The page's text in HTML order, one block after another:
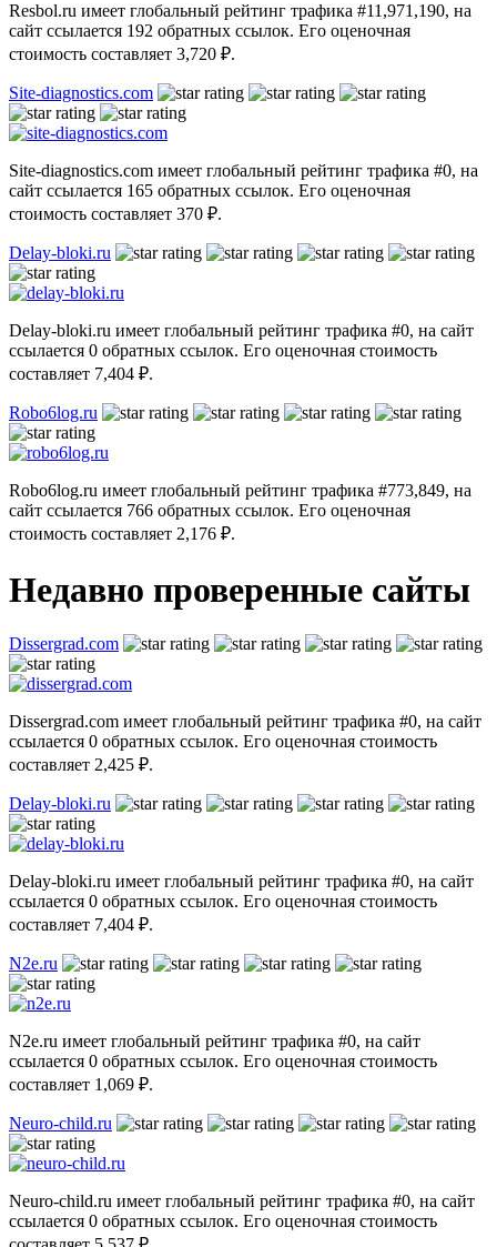
Resbol.ru имеет глобальный рейтинг трафика #11,971,190, на
сайт ссылается 192 обратных ссылок. Его оценочная
стоимость составляет 3,720 ₽.
Site-diagnostics.com
Site-diagnostics.com имеет глобальный рейтинг трафика #0, на
сайт ссылается 165 обратных ссылок. Его оценочная
стоимость составляет 370 ₽.
Delay-bloki.ru
Delay-bloki.ru имеет глобальный рейтинг трафика #0, на сайт
ссылается 0 обратных ссылок. Его оценочная стоимость
составляет 7,404 ₽.
Robo6log.ru
Robo6log.ru имеет глобальный рейтинг трафика #773,849, на
сайт ссылается 766 обратных ссылок. Его оценочная
стоимость составляет 2,176 ₽.
Недавно проверенные сайты
Dissergrad.com
Dissergrad.com имеет глобальный рейтинг трафика #0, на сайт
ссылается 0 обратных ссылок. Его оценочная стоимость
составляет 2,425 ₽.
Delay-bloki.ru
Delay-bloki.ru имеет глобальный рейтинг трафика #0, на сайт
ссылается 0 обратных ссылок. Его оценочная стоимость
составляет 7,404 ₽.
N2e.ru
N2e.ru имеет глобальный рейтинг трафика #0, на сайт
ссылается 0 обратных ссылок. Его оценочная стоимость
составляет 1,069 ₽.
Neuro-child.ru
Neuro-child.ru имеет глобальный рейтинг трафика #0, на сайт
ссылается 0 обратных ссылок. Его оценочная стоимость